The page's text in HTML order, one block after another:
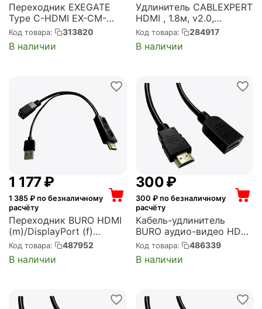
Переходник EXEGATE
Type C-HDMI EX-CM-
HDMIF-0.15 (USB Type
C/19F, 0,15м)
(EX284937RUS)
Код товара: 313820
В наличии
Удлинитель CABLEXPERT
HDMI , 1.8м, v2.0,
19M/19F, черный,
позол.разъемы, экран,
пакет (CC-HDMI4X-6)
Код товара: 284917
В наличии
1 177₽
1 385 ₽ по безналичному
расчёту
Переходник BURO HDMI
(m)/DisplayPort (f)
черный (BU-HDMI(M)-
DP(F))
Код товара: 487952
В наличии
‍300‍₽
300 ₽ по безналичному
расчёту
Кабель-удлинитель
BURO аудио-видео HDMI
(m)/HDMI (f) 3м.
позолоч.конт. черный
(BU-HDMI2.0-EXTND-3M)
Код товара: 486339
В наличии